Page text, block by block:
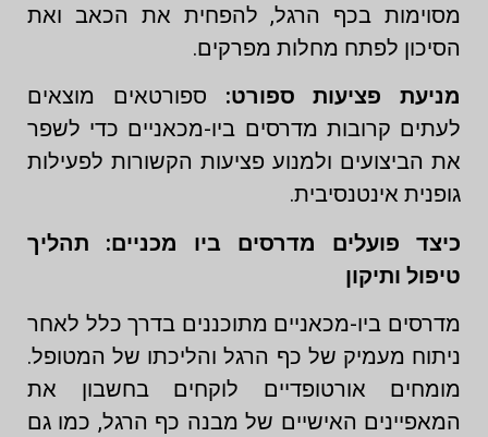
מסוימות בכף הרגל, להפחית את הכאב ואת
הסיכון לפתח מחלות מפרקים.
מניעת פציעות ספורט: ספורטאים מוצאים
לעתים קרובות מדרסים ביו-מכאניים כדי לשפר
את הביצועים ולמנוע פציעות הקשורות לפעילות
גופנית אינטנסיבית.
כיצד פועלים מדרסים ביו מכניים: תהליך
טיפול ותיקון
מדרסים ביו-מכאניים מתוכננים בדרך כלל לאחר
ניתוח מעמיק של כף הרגל והליכתו של המטופל.
מומחים אורטופדיים לוקחים בחשבון את
המאפיינים האישיים של מבנה כף הרגל, כמו גם